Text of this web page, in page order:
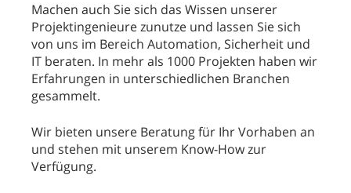
Machen auch Sie sich das Wissen unserer
Projektingenieure zunutze und lassen Sie sich
von uns im Bereich Automation, Sicherheit und
IT beraten. In mehr als 1000 Projekten haben wir
Erfahrungen in unterschiedlichen Branchen
gesammelt.
Wir bieten unsere Beratung für Ihr Vorhaben an
und stehen mit unserem Know-How zur
Verfügung.